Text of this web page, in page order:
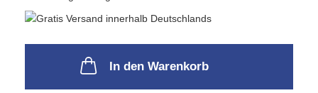
In den Warenkorb